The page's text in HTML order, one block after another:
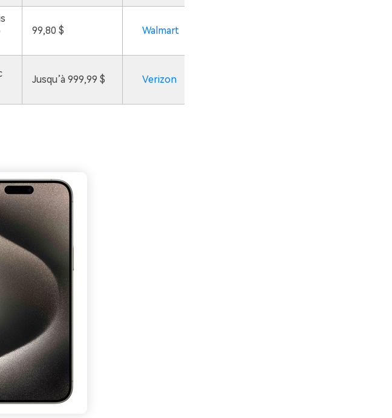
99,80 $ Walmart
Jusqu’à 999,99 $ Verizon